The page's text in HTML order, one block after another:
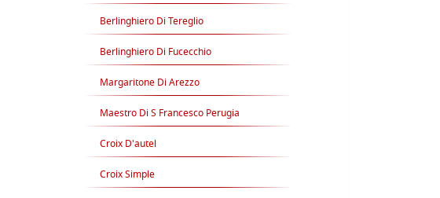
Berlinghiero Di Tereglio
Berlinghiero Di Fucecchio
Margaritone Di Arezzo
Maestro Di S Francesco Perugia
Croix D'autel
Croix Simple